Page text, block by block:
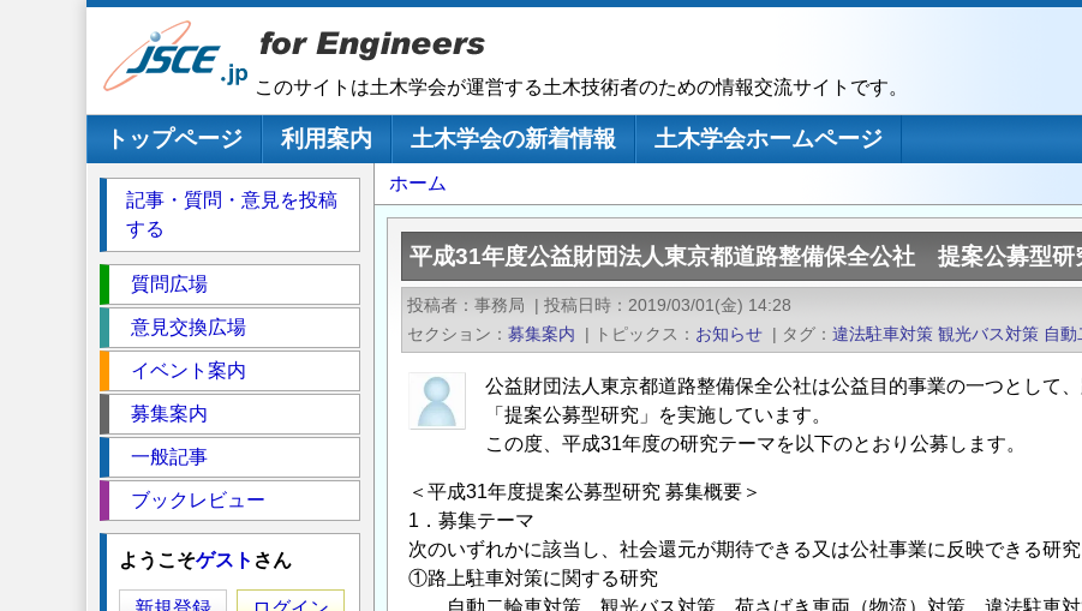
このサイトは土木学会が運営する土木技術者のための情報交流サイトです。
メインナビゲーション
トップページ 利用案内 土木学会の新着情報
土木学会ホームページ
パ
ン
く
ず
ホーム
平成31年度公益財団法人東京都道路整備保全公社 提案公募型研
投稿者 事務局 | 投稿日時
2019/03/01(金) 14:28
セクション
募集案内 | トピックス お知らせ | タグ 違法駐車対策 観光バス対策 自
公益財団法人東京都道路整備保全公社は公益目的事業の一つとして
「提案公募型研究」を実施しています。
この度、平成31年度の研究テーマを以下のとおり公募します。
＜平成31年度提案公募型研究 募集概要＞
1．募集テーマ
次のいずれかに該当し、社会還元が期待できる又は公社事業に反映できる研究
①路上駐車対策に関する研究
自動二輪車対策、観光バス対策、荷さばき車両（物流）対策、違法駐車
記事・質問・意見を投稿
する
ク
シ
質問広場
意見交換広場
イベント案内
募集案内
一般記事
ブックレビュー
ようこそゲスト さん